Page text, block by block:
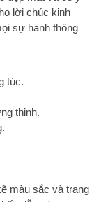
lời chúc kinh
sự hanh thông
túc.
thịnh.
màu sắc và trang